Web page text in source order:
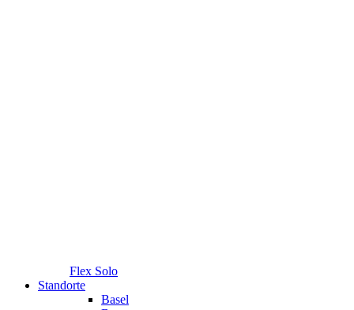
Flex Solo
Standorte
Basel